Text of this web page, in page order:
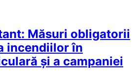
Măsuri obligatorii
incendiilor în
și a campaniei